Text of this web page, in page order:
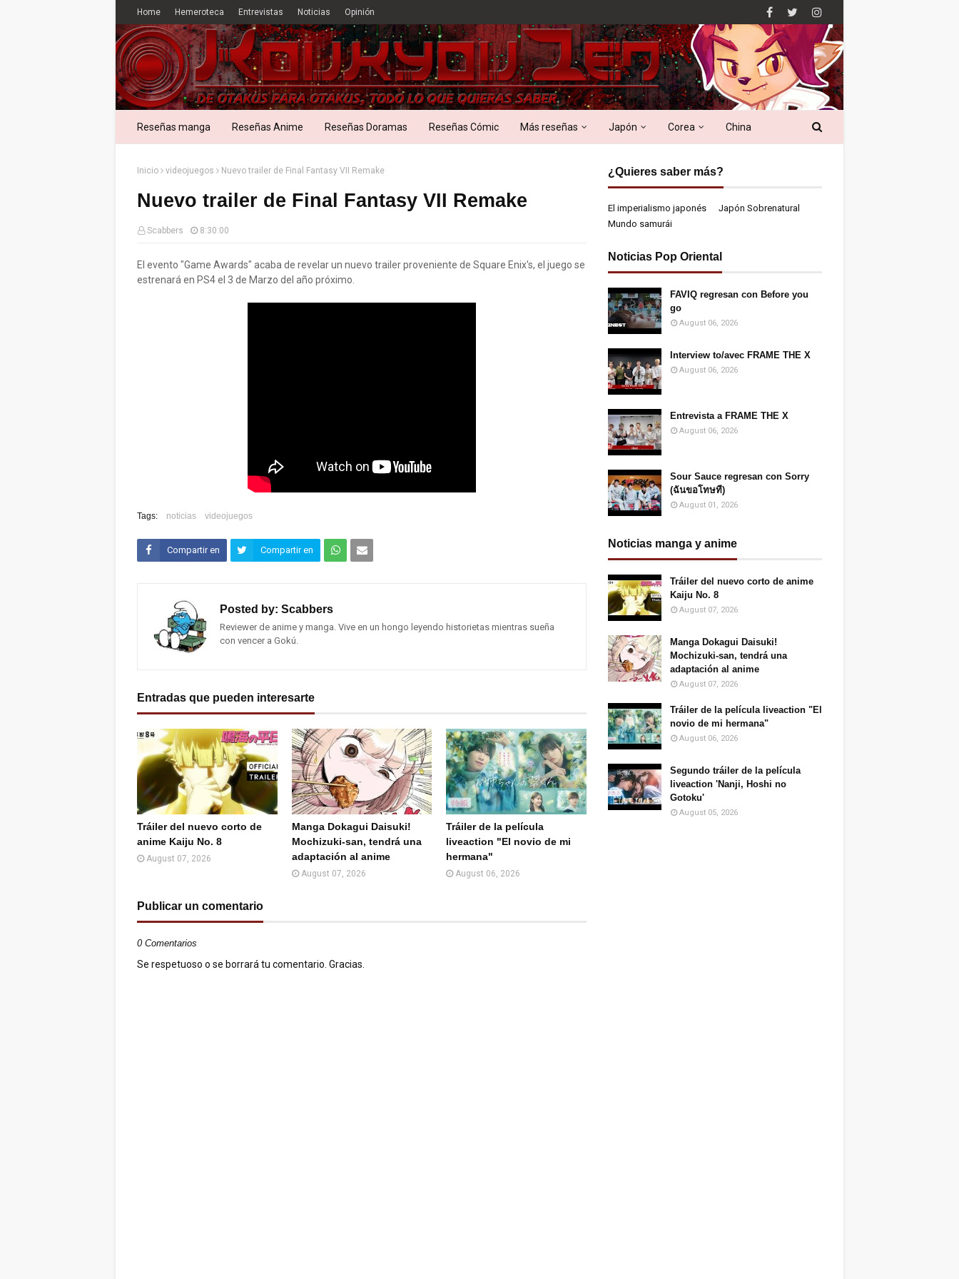
Home Hemeroteca Entrevistas Noticias Opinión
Reseñas manga Reseñas Anime Reseñas Doramas Reseñas Cómic Más reseñas Japón Corea China
Inicio videojuegos Nuevo trailer de Final Fantasy VII Remake
Nuevo trailer de Final Fantasy VII Remake
Scabbers 8:30:00
El evento "Game Awards" acaba de revelar un nuevo trailer proveniente de Square Enix's, el juego se
estrenará en PS4 el 3 de Marzo del año próximo.
Tags: noticias videojuegos
Compartir en Compartir en
Posted by: Scabbers
Reviewer de anime y manga. Vive en un hongo leyendo historietas mientras sueña
con vencer a Gokú.
Entradas que pueden interesarte
Tráiler del nuevo corto de
anime Kaiju No. 8
August 07, 2026
Manga Dokagui Daisuki!
Mochizuki-san, tendrá una
adaptación al anime
August 07, 2026
Tráiler de la película
liveaction "El novio de mi
hermana"
August 06, 2026
Publicar un comentario
0 Comentarios
Se respetuoso o se borrará tu comentario. Gracias.
¿Quieres saber más?
El imperialismo japonés
Japón Sobrenatural
Mundo samurái
Noticias Pop Oriental
FAVIQ regresan con Before you
go
August 06, 2026
Interview to/avec FRAME THE X
August 06, 2026
Entrevista a FRAME THE X
August 06, 2026
Sour Sauce regresan con Sorry
(ฉันขอโทษที)
August 01, 2026
Noticias manga y anime
Tráiler del nuevo corto de anime
Kaiju No. 8
August 07, 2026
Manga Dokagui Daisuki!
Mochizuki-san, tendrá una
adaptación al anime
August 07, 2026
Tráiler de la película liveaction "El
novio de mi hermana"
August 06, 2026
Segundo tráiler de la película
liveaction 'Nanji, Hoshi no
Gotoku'
August 05, 2026